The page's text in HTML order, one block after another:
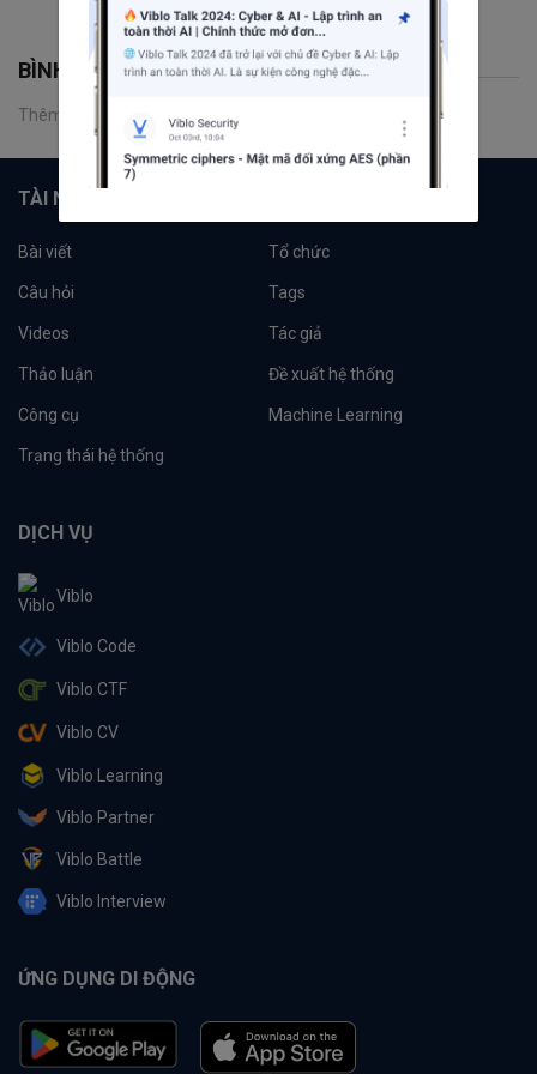
BÌNH LUẬN
Thêm một bình luận
TÀI NGUYÊN
Bài viết Tổ chức
Câu hỏi Tags
Videos Tác giả
Thảo luận Đề xuất hệ thống
Công cụ Machine Learning
Trạng thái hệ thống
DỊCH VỤ
Viblo
Viblo Code
Viblo CTF
Viblo CV
Viblo Learning
Viblo Partner
Viblo Battle
Viblo Interview
ỨNG DỤNG DI ĐỘNG